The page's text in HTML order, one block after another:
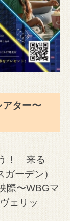
ター〜
！ 来る
ーデン）
際〜WBGマ
ェリッ